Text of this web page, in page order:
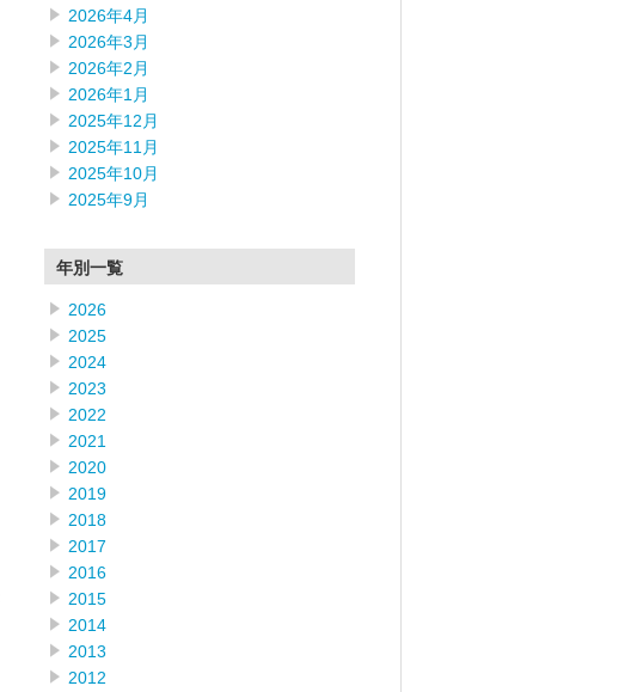
2026年4月
2026年3月
2026年2月
2026年1月
2025年12月
2025年11月
2025年10月
2025年9月
年別一覧
2026
2025
2024
2023
2022
2021
2020
2019
2018
2017
2016
2015
2014
2013
2012